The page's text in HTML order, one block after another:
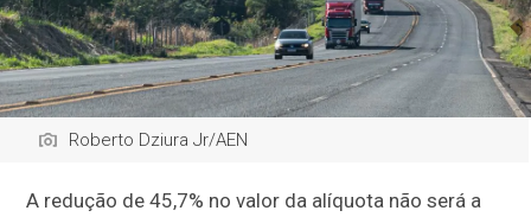
Roberto Dziura Jr/AEN
A redução de 45,7% no valor da alíquota não será a